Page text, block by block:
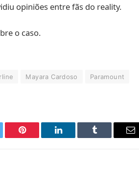
opiniões entre fãs do reality.
o caso.
Mayara Cardoso
Paramount
Pinterest LinkedIn Tumblr
E-